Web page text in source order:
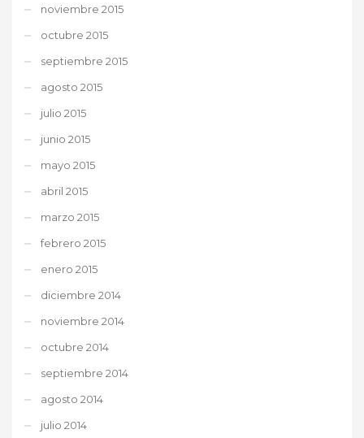
noviembre 2015
octubre 2015
septiembre 2015
agosto 2015
julio 2015
junio 2015
mayo 2015
abril 2015
marzo 2015
febrero 2015
enero 2015
diciembre 2014
noviembre 2014
octubre 2014
septiembre 2014
agosto 2014
julio 2014